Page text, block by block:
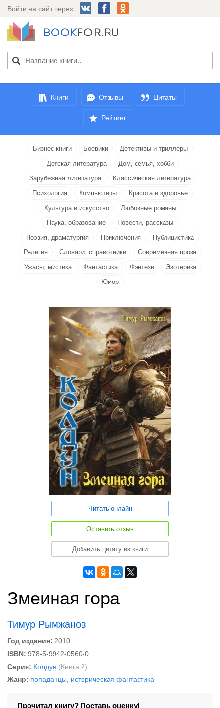
Войти на сайт через:
Книги Отзывы Цитаты
Рейтинг
Бизнес-книги Боевики
Детективы и триллеры
Детская литература
Дом, семья, хобби
Зарубежная литература
Классическая литература
Психология
Компьютеры
Красота и здоровье
Культура и искусство
Любовные романы
Наука, образование
Повести, рассказы
Поэзия, драматургия
Приключения
Публицистика
Религия
Словари, справочники
Современная проза
Ужасы, мистика
Фантастика Фэнтези
Эзотерика
Юмор
Читать онлайн
Оставить отзыв
Добавить цитату из книги
Змеиная гора
Тимур Рымжанов
Год издания: 2010
ISBN: 978-5-9942-0560-0
Серия: Колдун (Книга 2)
Жанр: попаданцы историческая фантастика
Прочитал книгу? Поставь оценку!